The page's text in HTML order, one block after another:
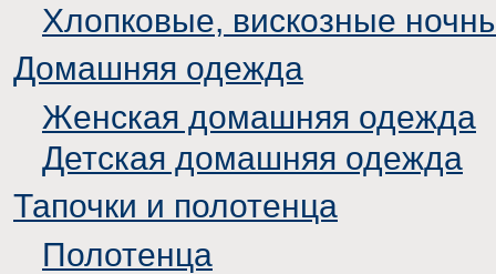
Хлопковые, вискозные
Домашняя одежда
Женская домашняя одежда
Детская домашняя одежда
Тапочки и полотенца
Полотенца